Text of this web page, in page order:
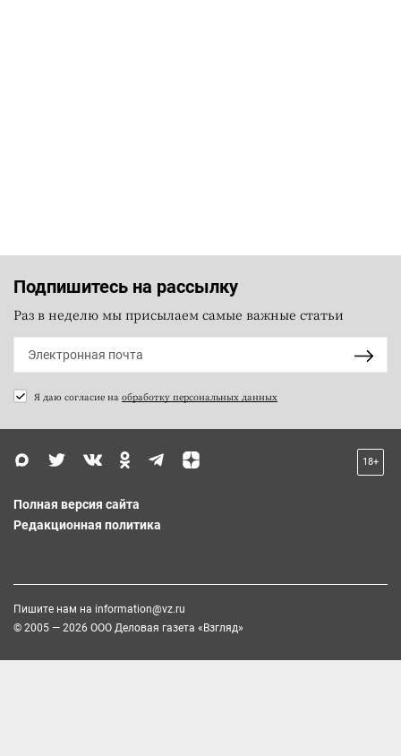
Подпишитесь на рассылку
Раз в неделю мы присылаем самые важные статьи
Я даю согласие на обработку персональных данных
18+
Полная версия сайта
Редакционная политика
Пишите нам на information@vz.ru
© 2005 — 2026 ООО Деловая газета «Взгляд»